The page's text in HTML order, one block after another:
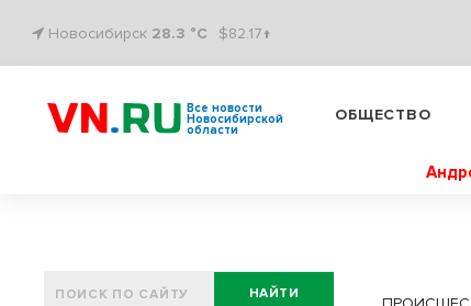
Новосибирск 28.3 °C $82.17↑
Все новости
Новосибирской
области
ОБЩЕСТВО
НАЙТИ